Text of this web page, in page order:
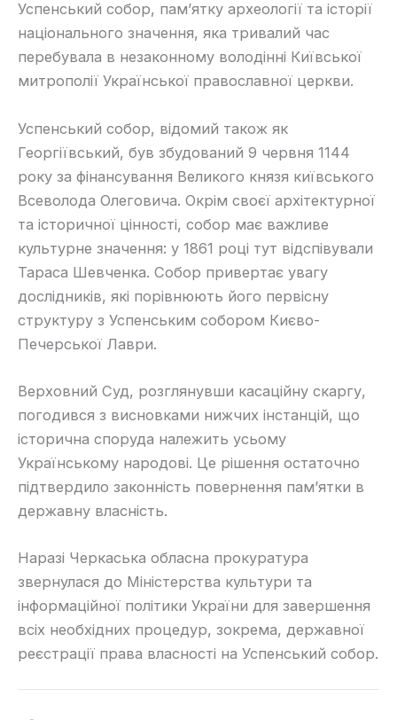
Успенський собор, пам’ятку археології та історії
національного значення, яка тривалий час
перебувала в незаконному володінні Київської
митрополії Української православної церкви.
Успенський собор, відомий також як
Георгіївський, був збудований 9 червня 1144
року за фінансування Великого князя київського
Всеволода Олеговича. Окрім своєї архітектурної
та історичної цінності, собор має важливе
культурне значення: у 1861 році тут відспівували
Тараса Шевченка. Собор привертає увагу
дослідників, які порівнюють його первісну
структуру з Успенським собором Києво-
Печерської Лаври.
Верховний Суд, розглянувши касаційну скаргу,
погодився з висновками нижчих інстанцій, що
історична споруда належить усьому
Українському народові. Це рішення остаточно
підтвердило законність повернення пам’ятки в
державну власність.
Наразі Черкаська обласна прокуратура
звернулася до Міністерства культури та
інформаційної політики України для завершення
всіх необхідних процедур, зокрема, державної
реєстрації права власності на Успенський собор.